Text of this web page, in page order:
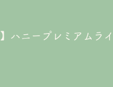
ハニープレミアムラ